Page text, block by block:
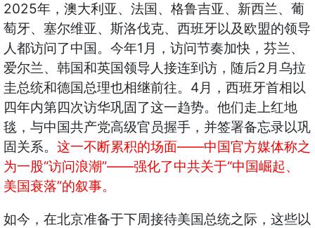
2025年，澳大利亚、法国、格鲁吉亚、新西兰、葡
萄牙、塞尔维亚、斯洛伐克、西班牙以及欧盟的领导
人都访问了中国。今年1 月，访问节奏加快，芬兰、
爱尔兰、韩国和英国领导人接连到访，随后2 月乌拉
圭总统和德国总理也相继前往。 4 月，西班牙首相以
四年内第四次访华巩固了这一趋势。他们走上红地
毯，与中国共产党高级官员握手，并签署备忘录以巩
固关系。 这一不断累积的场面——中国官方媒体称之
为一股“访问浪潮”——强化了中共关于“中国崛起、
美国衰落”的叙事。
如今，在北京准备于下周接待美国总统之际，这些以